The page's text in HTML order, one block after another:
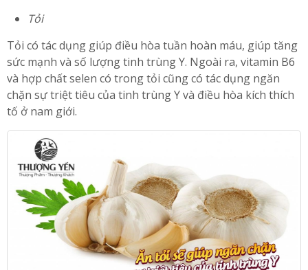
Tỏi
Tỏi có tác dụng giúp điều hòa tuần hoàn máu, giúp tăng
sức mạnh và số lượng tinh trùng Y. Ngoài ra, vitamin B6
và hợp chất selen có trong tỏi cũng có tác dụng ngăn
chặn sự triệt tiêu của tinh trùng Y và điều hòa kích thích
tố ở nam giới.